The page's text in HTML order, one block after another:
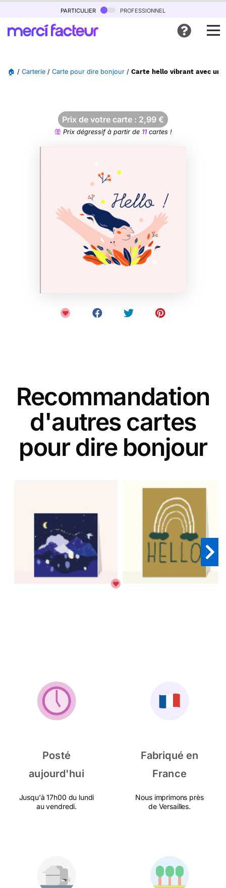
particulier professionnel
🏠 / Carterie / Carte pour dire bonjour / Carte hello vibrant avec
Prix de votre carte : 2,99 €
Prix dégressif à partir de 11cartes !
Recommandation
d'autres cartes
pour dire bonjour
Posté
aujourd'hui
Jusqu'à 17h00 du lundi
au vendredi.
Fabriqué en
France
Nous imprimons près
de Versailles.